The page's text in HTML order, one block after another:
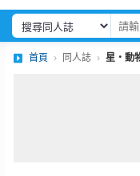
首頁 同人誌 星‧動